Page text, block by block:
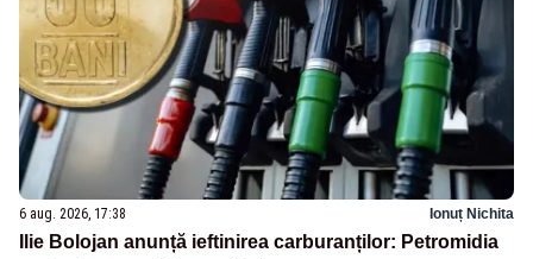
6 aug. 2026, 17:38 Ionuț Nichita
Ilie Bolojan anunță ieftinirea carburanților: Petromidia